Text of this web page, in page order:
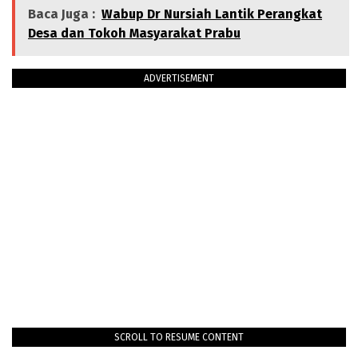
Baca Juga : Wabup Dr Nursiah Lantik Perangkat
Desa dan Tokoh Masyarakat Prabu
ADVERTISEMENT
SCROLL TO RESUME CONTENT